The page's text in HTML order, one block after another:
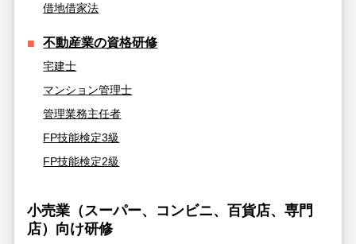
借地借家法
不動産業の資格研修
宅建士
マンション管理士
管理業務主任者
FP技能検定3級
FP技能検定2級
小売業（スーパー、コンビニ、百貨店、専門
店）向け研修